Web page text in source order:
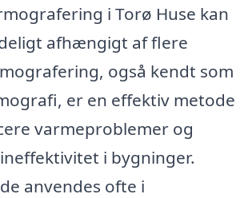
i Torø Huse kan
afhængigt af flere
også kendt som
er en effektiv metode
varmeproblemer og
i bygninger.
anvendes ofte i